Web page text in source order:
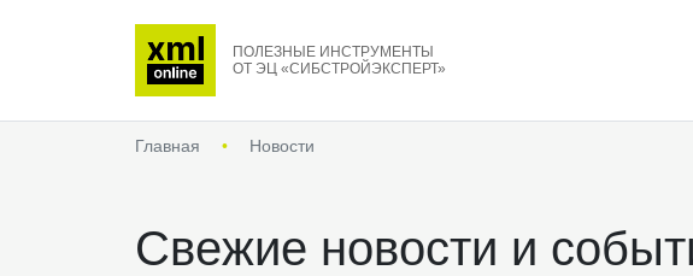
ПОЛЕЗНЫЕ ИНСТРУМЕНТЫ
ОТ ЭЦ «СИБСТРОЙЭКСПЕРТ»
Главная • Новости
Свежие новости и